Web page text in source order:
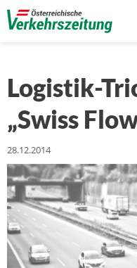
Logistik-
„Swiss
28.12.2014